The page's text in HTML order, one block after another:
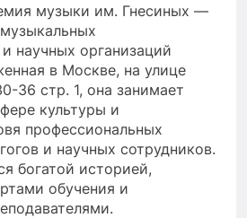
музыки им. Гнесиных —
научных организаций
в Москве, на улице
36 стр. 1, она занимает
культуры и
профессиональных
и научных сотрудников.
богатой историей,
обучения и